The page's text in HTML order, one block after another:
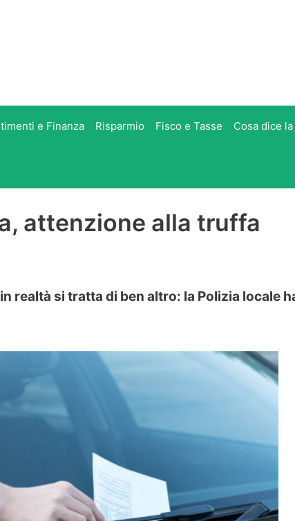
e Finanza Risparmio Fisco e Tasse Cosa dice
attenzione alla truffa
realtà si tratta di ben altro: la Polizia locale